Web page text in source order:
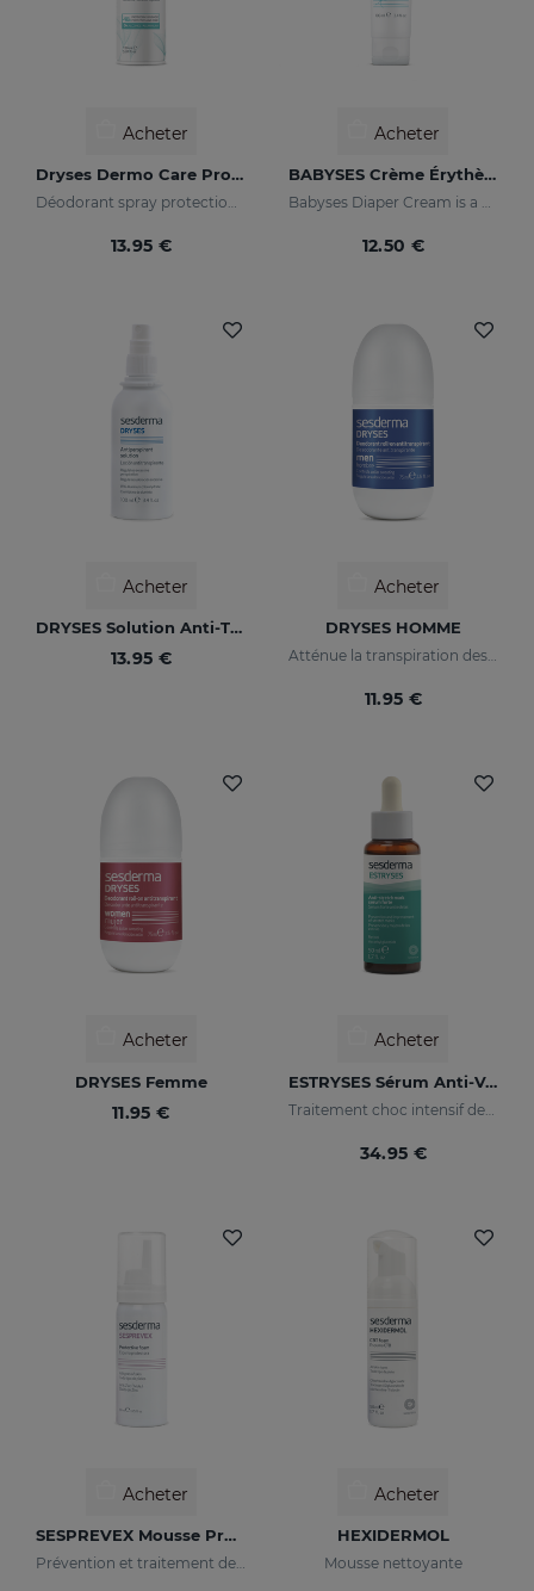
Acheter
Dryses Dermo Care Protection
Déodorant spray protection 48h.
13.95 €
Acheter
BABYSES Crème Érythème Fessier
Babyses Diaper Cream is a water-based paste formulated to protect, relieve and repair possible irritations and redness of the baby's delicate and sensitive skin.
12.50 €
Acheter
DRYSES Solution Anti-Transpirante
13.95 €
Acheter
DRYSES HOMME
Atténue la transpiration des aisselles et supprime naturellement les odeurs corporelles.
11.95 €
Acheter
DRYSES Femme
11.95 €
Acheter
ESTRYSES Sérum Anti-Vergetures Forte
Traitement choc intensif des vergetures choc (blanc nacré)
34.95 €
Acheter
SESPREVEX Mousse Protectrice
Prévention et traitement des irritations et brûlures de toutes sortes.
Acheter
HEXIDERMOL
Mousse nettoyante